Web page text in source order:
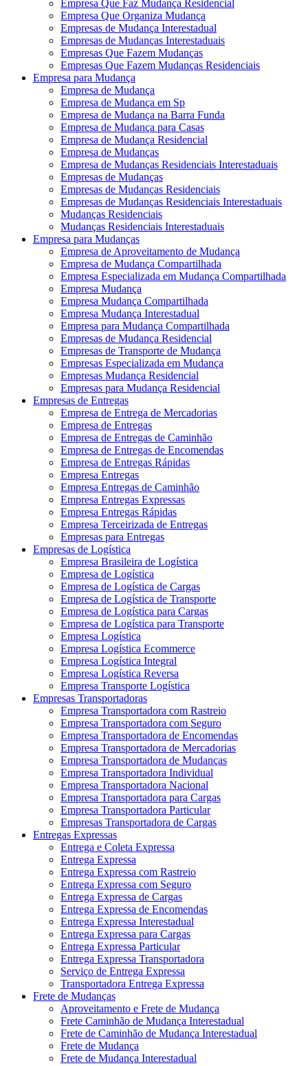
Empresa Que Faz Mudança Residencial
Empresa Que Organiza Mudança
Empresas de Mudança Interestadual
Empresas de Mudanças Interestaduais
Empresas Que Fazem Mudanças
Empresas Que Fazem Mudanças Residenciais
Empresa para Mudança
Empresa de Mudança
Empresa de Mudança em Sp
Empresa de Mudança na Barra Funda
Empresa de Mudança para Casas
Empresa de Mudança Residencial
Empresa de Mudanças
Empresa de Mudanças Residenciais Interestaduais
Empresas de Mudanças
Empresas de Mudanças Residenciais
Empresas de Mudanças Residenciais Interestaduais
Mudanças Residenciais
Mudanças Residenciais Interestaduais
Empresa para Mudanças
Empresa de Aproveitamento de Mudança
Empresa de Mudança Compartilhada
Empresa Especializada em Mudança Compartilhada
Empresa Mudança
Empresa Mudança Compartilhada
Empresa Mudança Interestadual
Empresa para Mudança Compartilhada
Empresas de Mudança Residencial
Empresas de Transporte de Mudança
Empresas Especializada em Mudança
Empresas Mudança Residencial
Empresas para Mudança Residencial
Empresas de Entregas
Empresa de Entrega de Mercadorias
Empresa de Entregas
Empresa de Entregas de Caminhão
Empresa de Entregas de Encomendas
Empresa de Entregas Rápidas
Empresa Entregas
Empresa Entregas de Caminhão
Empresa Entregas Expressas
Empresa Entregas Rápidas
Empresa Terceirizada de Entregas
Empresas para Entregas
Empresas de Logística
Empresa Brasileira de Logística
Empresa de Logística
Empresa de Logística de Cargas
Empresa de Logística de Transporte
Empresa de Logística para Cargas
Empresa de Logística para Transporte
Empresa Logística
Empresa Logística Ecommerce
Empresa Logística Integral
Empresa Logística Reversa
Empresa Transporte Logística
Empresas Transportadoras
Empresa Transportadora com Rastreio
Empresa Transportadora com Seguro
Empresa Transportadora de Encomendas
Empresa Transportadora de Mercadorias
Empresa Transportadora de Mudanças
Empresa Transportadora Individual
Empresa Transportadora Nacional
Empresa Transportadora para Cargas
Empresa Transportadora Particular
Empresas Transportadora de Cargas
Entregas Expressas
Entrega e Coleta Expressa
Entrega Expressa
Entrega Expressa com Rastreio
Entrega Expressa com Seguro
Entrega Expressa de Cargas
Entrega Expressa de Encomendas
Entrega Expressa Interestadual
Entrega Expressa para Cargas
Entrega Expressa Particular
Entrega Expressa Transportadora
Serviço de Entrega Expressa
Transportadora Entrega Expressa
Frete de Mudanças
Aproveitamento e Frete de Mudança
Frete Caminhão de Mudança Interestadual
Frete de Caminhão de Mudança Interestadual
Frete de Mudança
Frete de Mudança Interestadual